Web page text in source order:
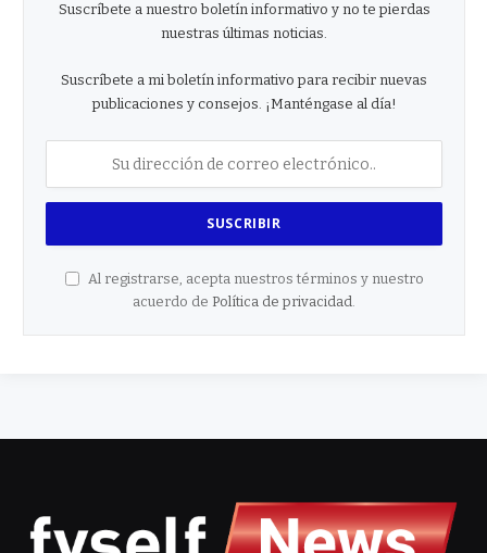
Suscríbete a nuestro boletín informativo y no te pierdas
nuestras últimas noticias.
Suscríbete a mi boletín informativo para recibir nuevas
publicaciones y consejos. ¡Manténgase al día!
Al registrarse, acepta nuestros términos y nuestro
acuerdo de Política de privacidad.